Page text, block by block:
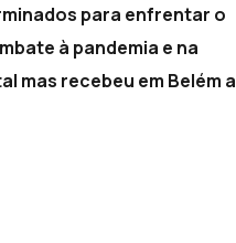
para enfrentar o
à pandemia e na
mas recebeu em Belém a